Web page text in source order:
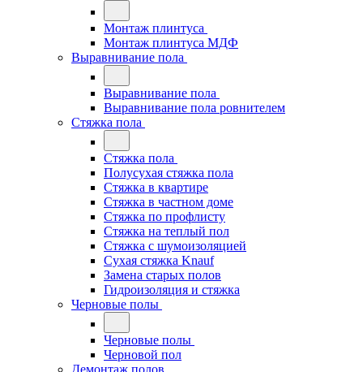
Монтаж плинтуса
Монтаж плинтуса МДФ
Выравнивание пола
Выравнивание пола
Выравнивание пола ровнителем
Стяжка пола
Стяжка пола
Полусухая стяжка пола
Стяжка в квартире
Стяжка в частном доме
Стяжка по профлисту
Стяжка на теплый пол
Стяжка с шумоизоляцией
Сухая стяжка Knauf
Замена старых полов
Гидроизоляция и стяжка
Черновые полы
Черновые полы
Черновой пол
Демонтаж полов